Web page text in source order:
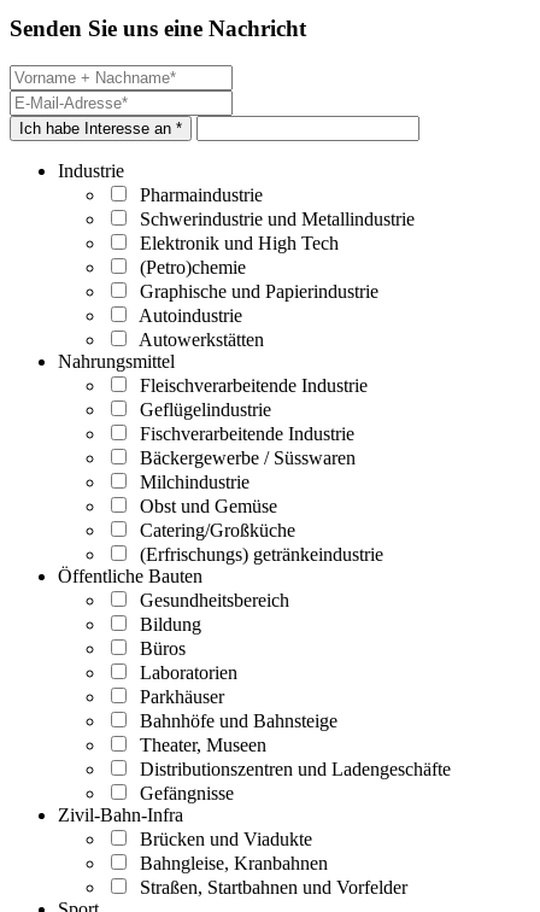
Senden Sie uns eine Nachricht
Ich habe Interesse an *
Industrie
Pharmaindustrie
Schwerindustrie und Metallindustrie
Elektronik und High Tech
(Petro)chemie
Graphische und Papierindustrie
Autoindustrie
Autowerkstätten
Nahrungsmittel
Fleischverarbeitende Industrie
Geflügelindustrie
Fischverarbeitende Industrie
Bäckergewerbe / Süsswaren
Milchindustrie
Obst und Gemüse
Catering/Großküche
(Erfrischungs) getränkeindustrie
Öffentliche Bauten
Gesundheitsbereich
Bildung
Büros
Laboratorien
Parkhäuser
Bahnhöfe und Bahnsteige
Theater, Museen
Distributionszentren und Ladengeschäfte
Gefängnisse
Zivil-Bahn-Infra
Brücken und Viadukte
Bahngleise, Kranbahnen
Straßen, Startbahnen und Vorfelder